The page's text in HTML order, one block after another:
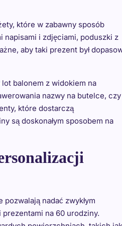
które w zabawny sposób
napisami i zdjęciami, poduszki z
aby taki prezent był
balonem z widokiem na
nazwy na butelce, czy
które dostarczą
są doskonałym sposobem na
nadać zwykłym
na 60 urodziny.